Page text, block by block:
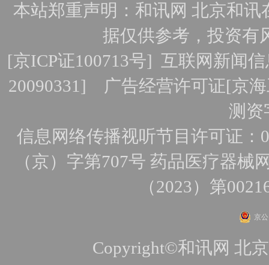
本站郑重声明：和讯网 北京和
据仅供参考，投资有
[京ICP证100713号]互联网新闻
20090331] 广告经营许可证[京
测资
信息网络传播视听节目许可证：
（京）字第707号 药品医疗器械
（2023）第
京
Copyright©和讯网 北